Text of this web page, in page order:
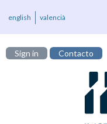
english valencià
Sign in Contacto